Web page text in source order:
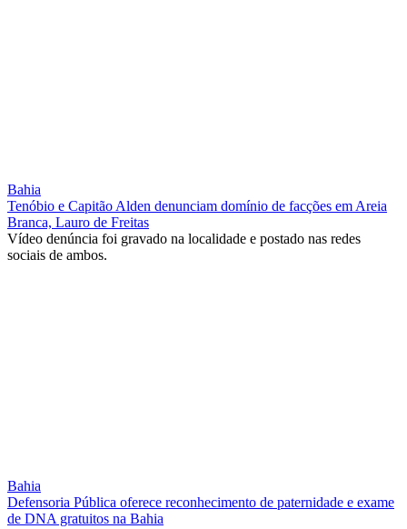
Bahia
Tenóbio e Capitão Alden denunciam domínio de facções em Areia
Branca, Lauro de Freitas
Vídeo denúncia foi gravado na localidade e postado nas redes
sociais de ambos.
Bahia
Defensoria Pública oferece reconhecimento de paternidade e exame
de DNA gratuitos na Bahia